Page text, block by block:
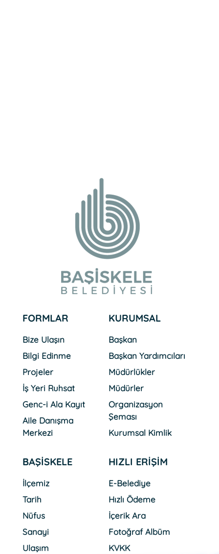
FORMLAR
Bize Ulaşın
Bilgi Edinme
Projeler
İş Yeri Ruhsat
Genc-i Ala Kayıt
Aile Danışma
Merkezi
KURUMSAL
Başkan
Başkan Yardımcıları
Müdürlükler
Müdürler
Organizasyon
Şeması
Kurumsal Kimlik
BAŞİSKELE
İlçemiz
Tarih
Nüfus
Sanayi
Ulaşım
HIZLI ERİŞİM
E-Belediye
Hızlı Ödeme
İçerik Ara
Fotoğraf Albüm
KVKK